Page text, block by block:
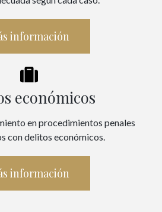
información
económicos
en procedimientos penales
con delitos económicos.
información